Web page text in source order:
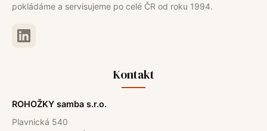
pokládáme a servisujeme po celé ČR od roku 1994.
Kontakt
ROHOŽKY samba s.r.o.
Plavnická 540